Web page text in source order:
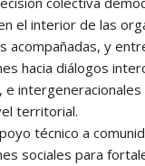
el interior de las
acompañadas, y
hacia diálogos
e
territorial.
técnico a
sociales para